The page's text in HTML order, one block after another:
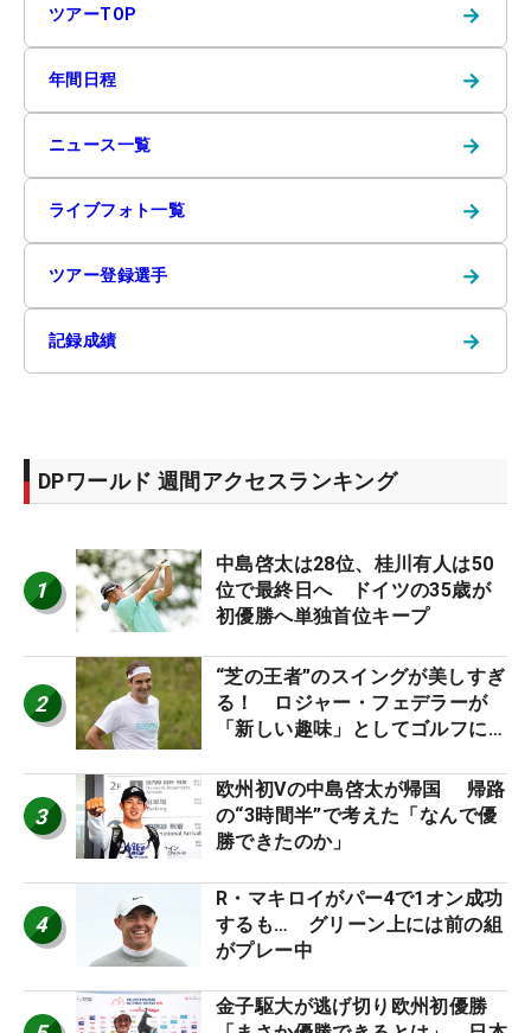
ツアーTOP →
年間日程 →
ニュース一覧 →
ライブフォト一覧 →
ツアー登録選手 →
記録成績 →
DPワールド 週間アクセスランキング
1
中島啓太は28位、桂川有人は50
位で最終日へ ドイツの35歳が
初優勝へ単独首位キープ
2
“芝の王者”のスイングが美しすぎ
る！ ロジャー・フェデラーが
「新しい趣味」としてゴルフに挑
3
欧州初Vの中島啓太が帰国 帰路
の“3時間半”で考えた「なんで優
勝できたのか」
4
R・マキロイがパー4で1オン成功
するも… グリーン上には前の組
がプレー中
金子駆大が逃げ切り欧州初優勝